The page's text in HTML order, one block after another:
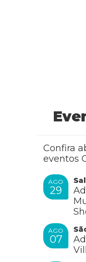
Confira
eventos
AGO
29
AGO
07